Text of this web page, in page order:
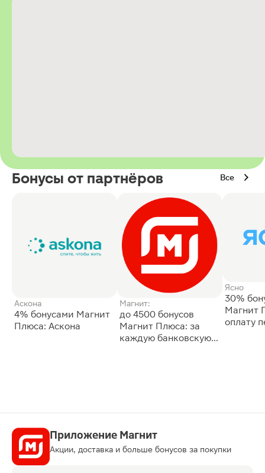
Бонусы от партнёров Все
Аскона
4% бонусами Магнит
Плюса: Аскона
Магнит:
до 4500 бонусов
Магнит Плюса: за
каждую банковскую
Ясно
30%
Магнит
оплату
Приложение Магнит
Акции, доставка и больше бонусов за покупки